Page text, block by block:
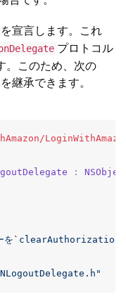
を宣言します。これ
プロトコル
。このため、次の
継承できます。
:
を `